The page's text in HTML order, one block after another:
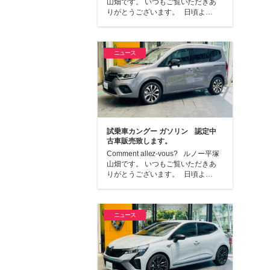
りがとうございます。 日頃よ…
ニュース
試乗車カングー ガソリン 認定中
古車販売致します。
Comment allez-vous? ルノー平塚
山畑です。 いつもご覧いただきあ
りがとうございます。 日頃よ…
ニュース